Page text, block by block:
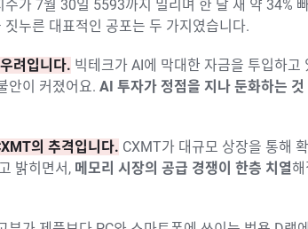
가 7월 30일 5593까지 밀리며 한 달 새 약 34%
누른 대표적인 공포는 두 가지였습니다.
려입니다. 빅테크가 AI에 막대한 자금을 투입하고
안이 커졌어요. AI 투자가 정점을 지나 둔화하는 것
의 추격입니다. CXMT가 대규모 상장을 통해
밝히면서, 메모리 시장의 공급 경쟁이 한층 치열해